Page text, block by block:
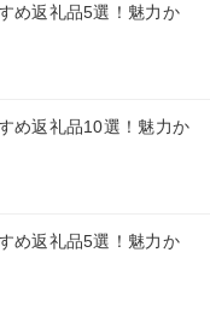
め返礼品5選！魅力か
め返礼品10選！魅力か
め返礼品5選！魅力か